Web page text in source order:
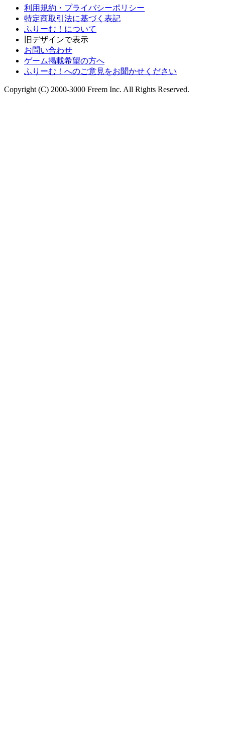
利用規約・プライバシーポリシー
特定商取引法に基づく表記
ふりーむ！について
旧デザインで表示
お問い合わせ
ゲーム掲載希望の方へ
ふりーむ！へのご意見をお聞かせください
Copyright (C) 2000-3000 Freem Inc. All Rights Reserved.